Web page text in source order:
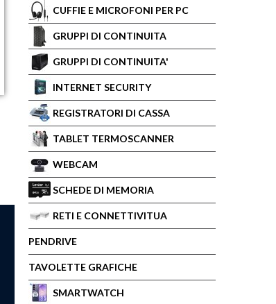
CUFFIE E MICROFONI PER PC
GRUPPI DI CONTINUITA
GRUPPI DI CONTINUITA'
INTERNET SECURITY
REGISTRATORI DI CASSA
TABLET TERMOSCANNER
WEBCAM
SCHEDE DI MEMORIA
RETI E CONNETTIVITUA
PENDRIVE
TAVOLETTE GRAFICHE
SMARTWATCH